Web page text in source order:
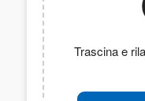
Trascina e